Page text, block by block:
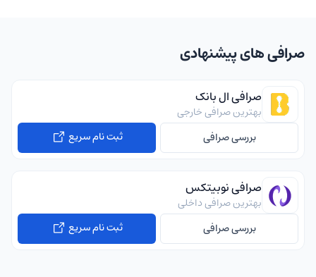
صرافی های پیشنهادی
صرافی ال بانک
بهترین صرافی خارجی
بررسی صرافی
ثبت نام سریع
صرافی نوبیتکس
بهترین صرافی داخلی
بررسی صرافی
ثبت نام سریع